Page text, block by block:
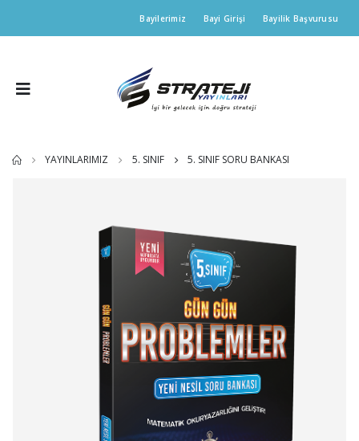
Bayilerimiz Bayi Girişi Bayilik Başvurusu
YAYINLARIMIZ 5. SINIF 5. SINIF SORU BANKASI